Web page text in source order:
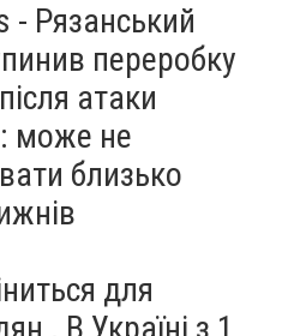
- Рязанський
переробку
атаки
може не
близько
для